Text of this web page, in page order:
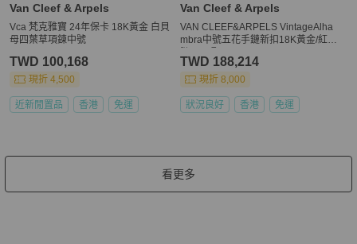
Van Cleef & Arpels
Vca 梵克雅寶 24年保卡 18K黃金 白貝
母四葉草項鍊中號
TWD 100,168
現折 4,500
近新閒置品 香港 免運
Van Cleef & Arpels
VAN CLEEF&ARPELS VintageAlha
mbra中號五花手鏈新扣18K黃金/紅玉
TWD 188,214
現折 8,000
狀況良好 香港 免運
看更多